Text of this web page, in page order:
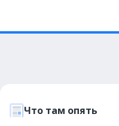
Что там опять